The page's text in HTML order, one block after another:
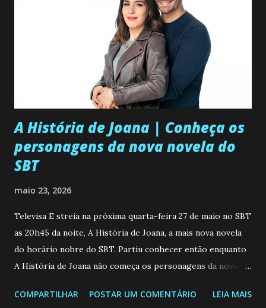
A História de Joana | Conheça os
personagens da nova novela do
SBT
maio 23, 2026
Televisa E streia na próxima quarta-feira 27 de maio no SBT
as 20h45 da noite, A História de Joana, a mais nova novela
do horário nobre do SBT. Partiu conhecer então enquanto
A História de Joana não começa os personagens da novela?
de 25/05/26 a 31/05/26 JOANA GUADALUPE (Camila
COMPARTILHAR POSTAR UM COMENTÁRIO LEIA MAIS